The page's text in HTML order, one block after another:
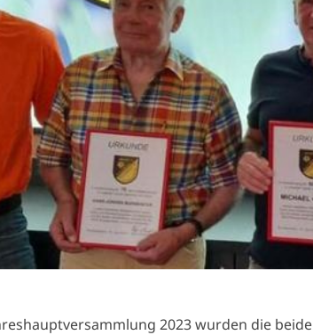
2023 wurden die